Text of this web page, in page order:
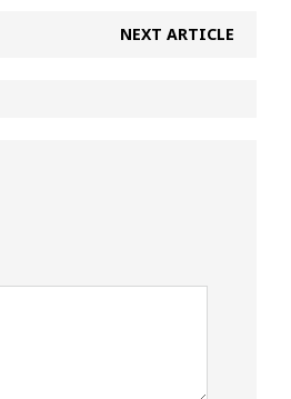
NEXT ARTICLE